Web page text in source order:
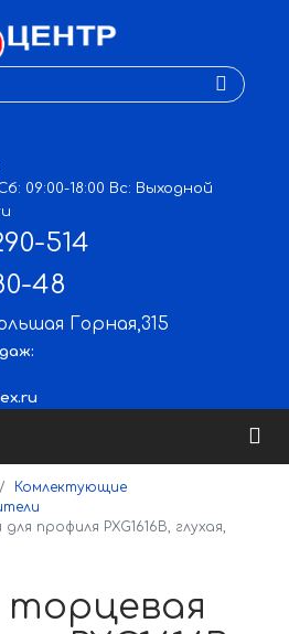
09:00-18:00 Вс: Выходной
514
48
Горная,315
Комлектующие
профиля PXG1616B, глухая,
торцевая